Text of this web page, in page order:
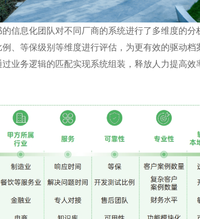
信息化团队对不同厂商的系统进行了多维度的分
、等保级别等维度进行评估，为更有效的驱动档
业务逻辑的匹配实现系统组装，释放人力提高效